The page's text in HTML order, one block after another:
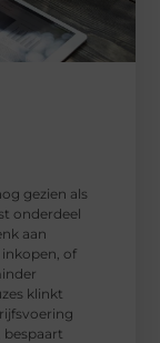
gezien als
onderdeel
aan
of
klinkt